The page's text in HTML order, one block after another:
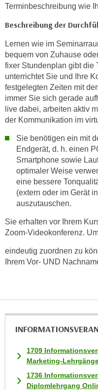
Terminbeschreibung wie
Beschreibung der
Lernen wie im
bequem von Zuhause
fixer Stundenplan gibt die
unterrichtet Sie und Ihre
festgelegten Zeiten mit
immer Sie sich gerade
live dabei, arbeiten aktiv
der Kommunikation im
Sie benötigen ein mit
Endgerät, d. h. einen
Smartphone sowie
optimaler Weise
eine bessere
(extern oder im Gerät
auszutauschen.
Sie erhalten vor Ihrem
Zoom-Videokonferenz.
eindeutig zuordnen zu
Ihrem Vor- UND
1709
Marketing-
1736
Diplomlehrgang
e
.